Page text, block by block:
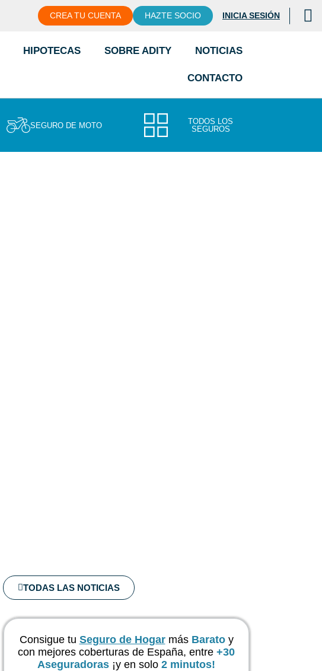
CREA TU CUENTA HAZTE SOCIO INICIA SESIÓN
HIPOTECAS SOBRE ADITY NOTICIAS
CONTACTO
SEGURO DE MOTO
TODOS LOS
SEGUROS
TODAS LAS NOTICIAS
Consigue tu Seguro de Hogarmás Baratoy
con mejores coberturas de España, entre +30
Aseguradoras ¡y en solo 2 minutos!